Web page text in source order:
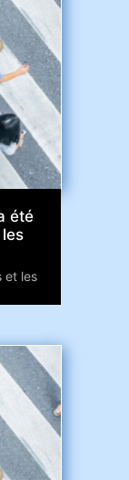
été
et les